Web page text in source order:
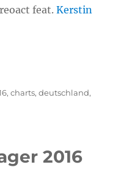
feat.Kerstin
Hits des Jahres“
,charts,deutschland,
2016